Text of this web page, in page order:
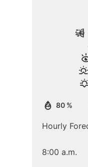
80 %
Hourly
8:00 a.m.